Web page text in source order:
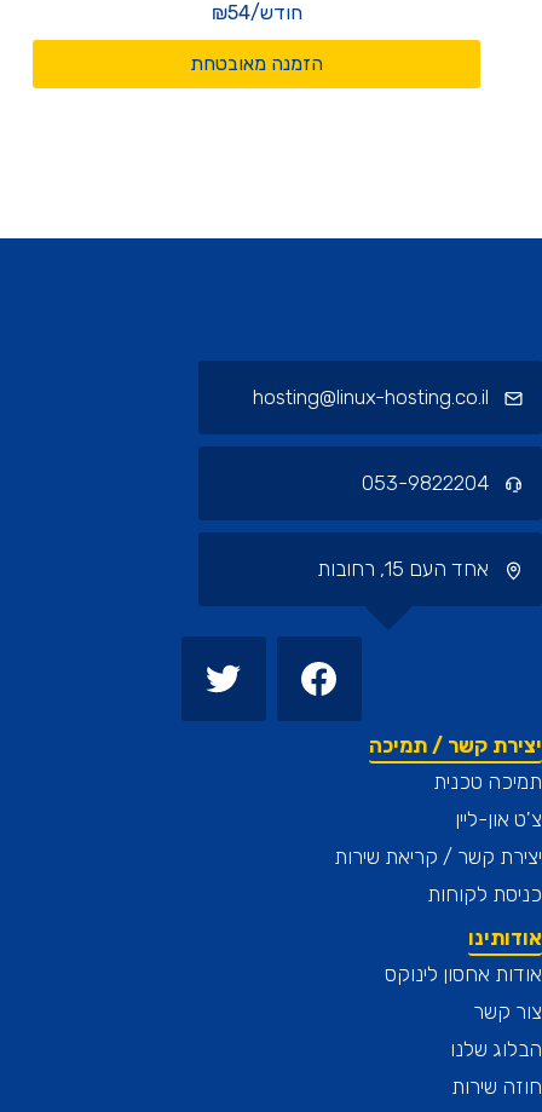
₪54/חודש
הזמנה מאובטחת
hosting@linux-hosting.co.il
053-9822204
אחד העם 15, רחובות
קשר / תמיכה
טכנית
ליין
קשר / קריאת שירות
לקוחות
אחסון לינוקס
קשר
שלנו
שירות